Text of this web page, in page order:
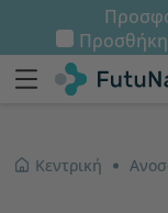
Κεντρική